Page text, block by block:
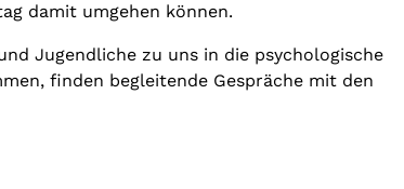
damit umgehen können.
Jugendliche zu uns in die psychologische
finden begleitende Gespräche mit den